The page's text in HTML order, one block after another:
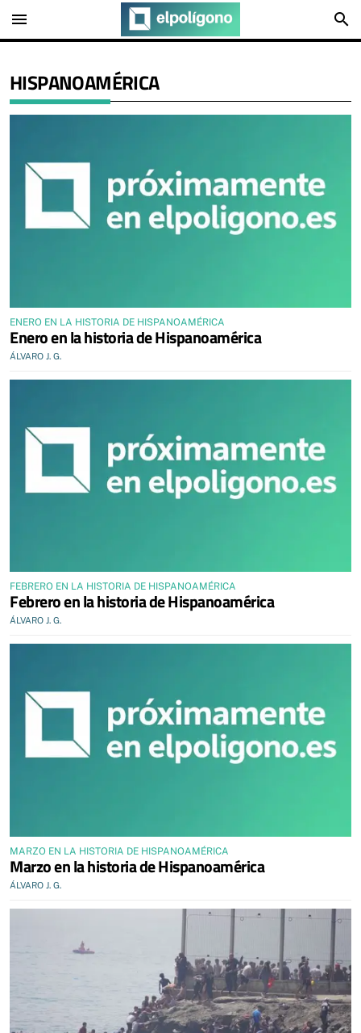
menu search
HISPANOAMÉRICA
ENERO EN LA HISTORIA DE HISPANOAMÉRICA
Enero en la historia de Hispanoamérica
ÁLVARO J. G.
FEBRERO EN LA HISTORIA DE HISPANOAMÉRICA
Febrero en la historia de Hispanoamérica
ÁLVARO J. G.
MARZO EN LA HISTORIA DE HISPANOAMÉRICA
Marzo en la historia de Hispanoamérica
ÁLVARO J. G.